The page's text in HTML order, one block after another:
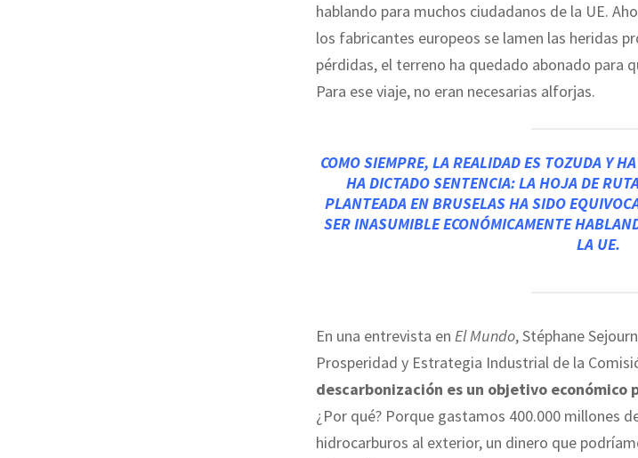
hablando para muchos ciudadanos de la UE.
los fabricantes europeos se lamen las heridas
pérdidas, el terreno ha quedado abonado para
Para ese viaje, no eran necesarias alforjas.
COMO SIEMPRE, LA REALIDAD ES TOZUDA Y
HA DICTADO SENTENCIA: LA HOJA DE
PLANTEADA EN BRUSELAS HA SIDO
SER INASUMIBLE ECONÓMICAMENTE
LA UE.
En una entrevista en El Mundo, Stéphane
Prosperidad y Estrategia Industrial de la
descarbonización es un objetivo económico
¿Por qué? Porque gastamos 400.000 millones
hidrocarburos al exterior, un dinero que